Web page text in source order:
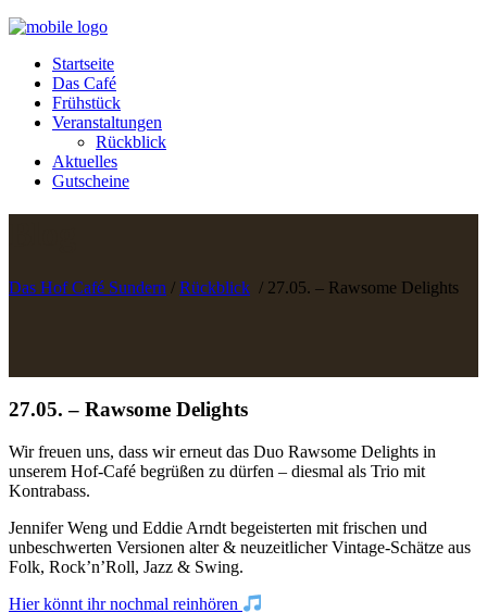
Startseite
Das Café
Frühstück
Veranstaltungen
Rückblick
Aktuelles
Gutscheine
Das Hof Café Sundern / Rückblick / 27.05. – Rawsome Delights
27.05. – Rawsome Delights
Wir freuen uns, dass wir erneut das Duo Rawsome Delights in
unserem Hof-Café begrüßen zu dürfen – diesmal als Trio mit
Kontrabass.
Jennifer Weng und Eddie Arndt begeisterten mit frischen und
unbeschwerten Versionen alter & neuzeitlicher Vintage-Schätze aus
Folk, Rock’n’Roll, Jazz & Swing.
Hier könnt ihr nochmal reinhören